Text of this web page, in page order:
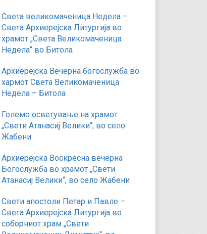
Света великомаченица Недела –
Света Архиерејска Литургија во
храмот „Света Великомаченица
Недела“ во Битола
Архиерејска Вечерна богослужба во
хармот Света Великомаченица
Недела – Битола
Големо осветување на храмот
„Свети Атанасиј Велики“, во село
Жабени
Архиерејска Воскресна вечерна
Богослужба во храмот „Свети
Атанасиј Велики“, во село Жабени
Свети апостоли Петар и Павле –
Света Архиерејска Литургија во
соборниот храм „Свети